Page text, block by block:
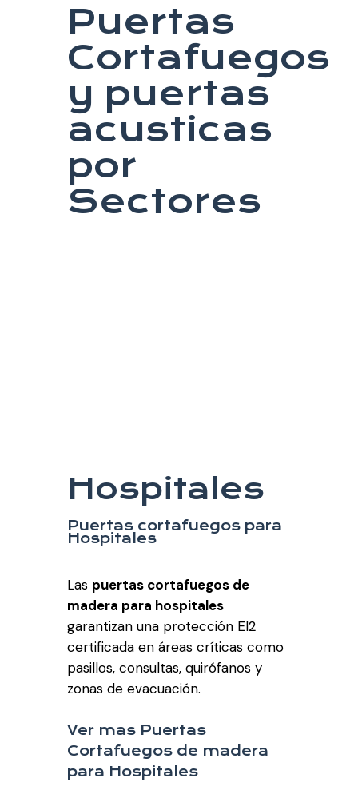
Puertas
Cortafuegos
y puertas
acusticas
por
Sectores
Hospitales
Puertas cortafuegos para
Hospitales
Las puertas cortafuegos de
madera para hospitales
garantizan una protección EI2
certificada en áreas críticas como
pasillos, consultas, quirófanos y
zonas de evacuación.
Ver mas Puertas
Cortafuegos de madera
para Hospitales